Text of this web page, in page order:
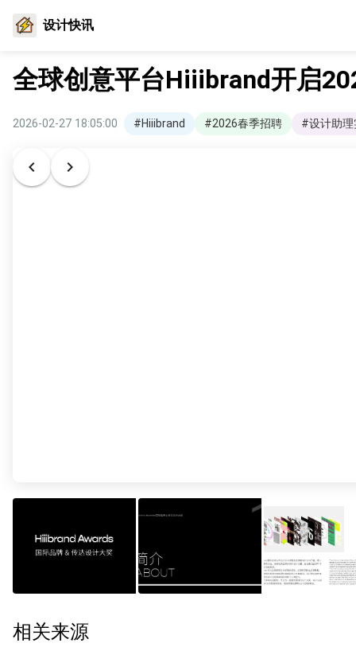
设计快讯
全球创意平台Hiiibrand开启
2026-02-27 18:05:00 #Hiiibrand #2026春季招聘 #设计助理
相关来源